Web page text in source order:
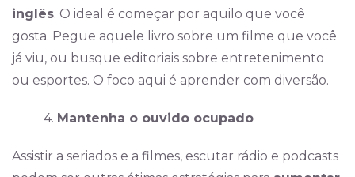
inglês. O ideal é começar por aquilo que você
gosta. Pegue aquele livro sobre um filme que você
já viu, ou busque editoriais sobre entretenimento
ou esportes. O foco aqui é aprender com diversão.
4. Mantenha o ouvido ocupado
Assistir a seriados e a filmes, escutar rádio e podcasts